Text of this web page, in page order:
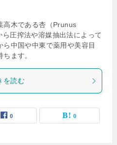
高木である杏（Prunus
圧搾法や溶媒抽出法によって
中国や中東で薬用や美容目
ます。
を読む
0 0